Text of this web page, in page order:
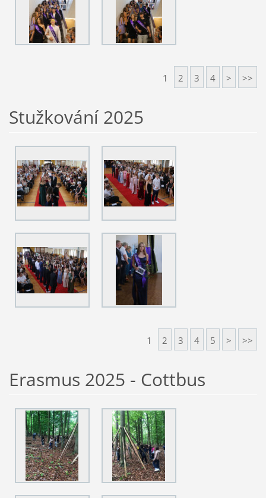
1 2 3 4 > >>
Stužkování 2025
1 2 3 4 5 > >>
Erasmus 2025 - Cottbus